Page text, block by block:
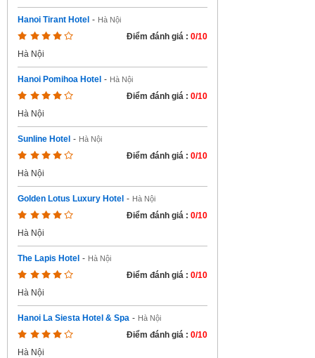
Hanoi Tirant Hotel - Hà Nội
Điểm đánh giá : 0/10
Hà Nội
Hanoi Pomihoa Hotel - Hà Nội
Điểm đánh giá : 0/10
Hà Nội
Sunline Hotel - Hà Nội
Điểm đánh giá : 0/10
Hà Nội
Golden Lotus Luxury Hotel - Hà Nội
Điểm đánh giá : 0/10
Hà Nội
The Lapis Hotel - Hà Nội
Điểm đánh giá : 0/10
Hà Nội
Hanoi La Siesta Hotel & Spa - Hà Nội
Điểm đánh giá : 0/10
Hà Nội